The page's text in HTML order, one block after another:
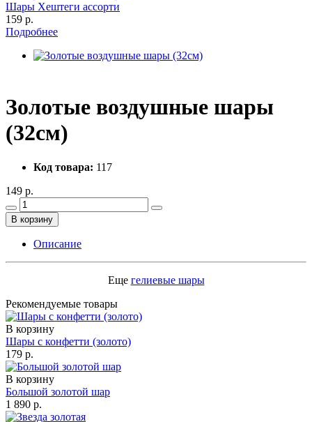
Шары Хештеги ассорти
159 р.
Подробнее
Золотые воздушные шары
(32см)
Код товара: 117
149 р.
В корзину
Описание
Еще гелиевые шары
Рекомендуемые товары
В корзину
Шары с конфетти (золото)
179 р.
В корзину
Большой золотой шар
1 890 р.